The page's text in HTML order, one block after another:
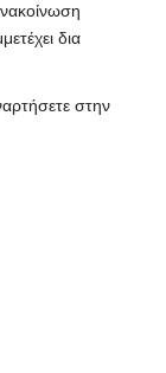
δια
στην